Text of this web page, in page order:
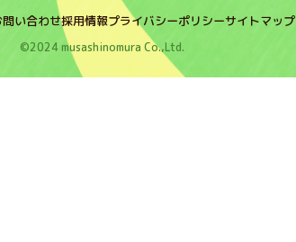
い合わせ採用情報プライバシーポリシーサイトマップ
©2024 musashinomura Co.,Ltd.